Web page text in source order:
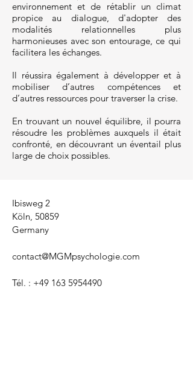
environnement et de rétablir un climat
propice au dialogue, d'adopter des
modalités relationnelles plus
harmonieuses avec son entourage, ce qui
facilitera les échanges.
Il réussira également à développer et à
mobiliser d’autres compétences et
d’autres ressources pour traverser la crise.
En trouvant un nouvel équilibre, il pourra
résoudre les problèmes auxquels il était
confronté, en découvrant un éventail plus
large de choix possibles.
Ibisweg 2
Köln, 50859
Germany
contact@MGMpsychologie.com
Tél. : +49 163 5954490